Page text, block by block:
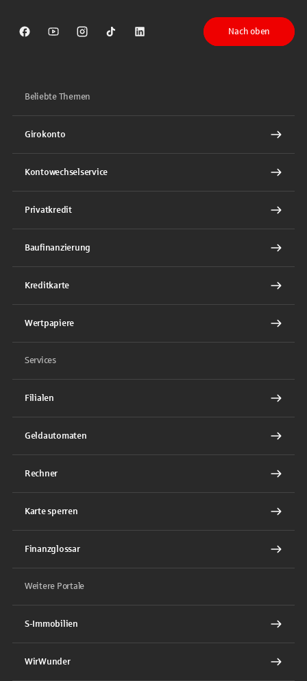
Sparkasse auf Facebook
Sparkasse auf Youtube
Sparkasse auf Instagram
Sparkasse auf TikTok
Sparkasse auf LinkedIn
Nach oben
Beliebte Themen
Girokonto
Kontowechselservice
Privatkredit
Baufinanzierung
Kreditkarte
Wertpapiere
Services
Filialen
Geldautomaten
Rechner
Karte sperren
Finanzglossar
Weitere Portale
S-Immobilien
WirWunder